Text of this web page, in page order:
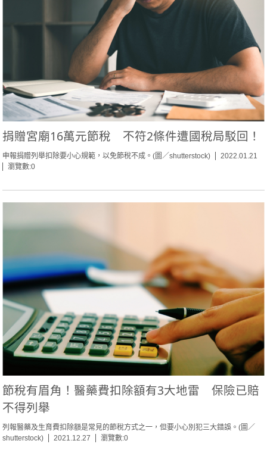
捐贈宮廟16萬元節稅 不符2條件遭國稅局駁回！
申報捐贈列舉扣除要小心規範，以免節稅不成。(圖／shutterstock)
2022.01.21
瀏覽數:0
節稅有眉角！醫藥費扣除額有3大地雷 保險已賠
不得列舉
列報醫藥及生育費扣除額是常見的節稅方式之一，但要小心別犯三大錯誤。(圖／
shutterstock)
2021.12.27 瀏覽數:0